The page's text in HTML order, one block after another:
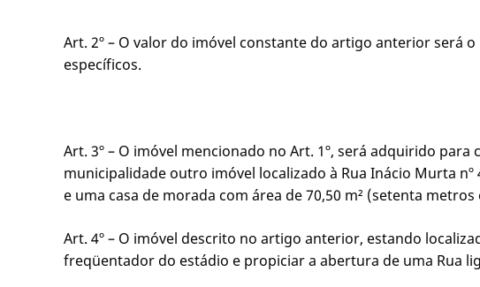
Art. 2º – O valor do imóvel constante do artigo anterior será
específicos.
Art. 3º – O imóvel mencionado no Art. 1º, será adquirido
municipalidade outro imóvel localizado à Rua Inácio Murta
e uma casa de morada com área de 70,50 m² (setenta
Art. 4º – O imóvel descrito no artigo anterior, estando
freqüentador do estádio e propiciar a abertura de uma Rua